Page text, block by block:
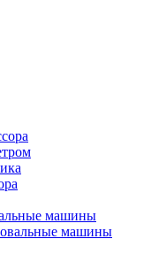
машины
машины